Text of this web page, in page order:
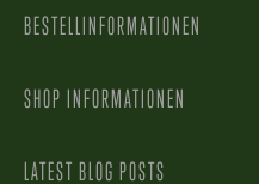
BESTELLINFORMATIONEN
SHOP INFORMATIONEN
LATEST BLOG POSTS